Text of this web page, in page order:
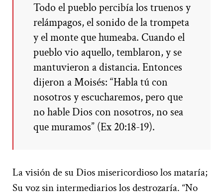
Todo el pueblo percibía los truenos y
relámpagos, el sonido de la trompeta
y el monte que humeaba. Cuando el
pueblo vio aquello, temblaron, y se
mantuvieron a distancia. Entonces
dijeron a Moisés: “Habla tú con
nosotros y escucharemos, pero que
no hable Dios con nosotros, no sea
que muramos” (Ex 20:18-19).
La visión de su Dios misericordioso los mataría;
Su voz sin intermediarios los destrozaría. “No